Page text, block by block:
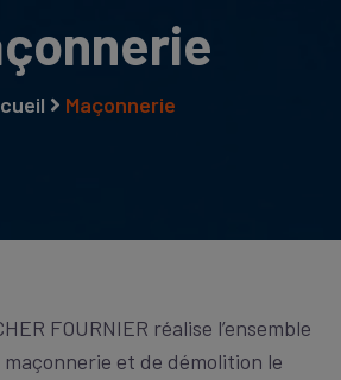
Maçonnerie
FOURNIER réalise l’ensemble
et de démolition le